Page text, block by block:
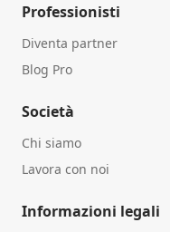
Professionisti
Diventa partner
Blog Pro
Società
Chi siamo
Lavora con noi
Informazioni legali